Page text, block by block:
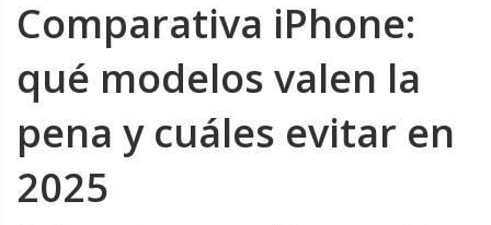
Comparativa iPhone:
qué modelos valen la
pena y cuáles evitar en
2025